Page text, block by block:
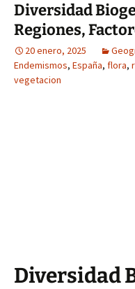
Diversidad
Regiones,
20 enero, 2025
Endemismos, España, flora,
vegetacion
Diversidad